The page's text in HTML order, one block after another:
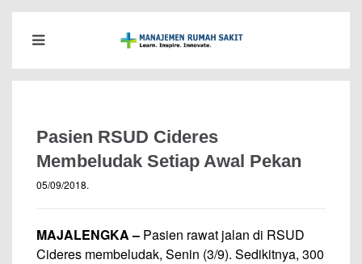
Pasien RSUD Cideres
Membeludak Setiap Awal Pekan
05/09/2018.
MAJALENGKA – Pasien rawat jalan di RSUD
Cideres membeludak, Senin (3/9). Sedikitnya, 300